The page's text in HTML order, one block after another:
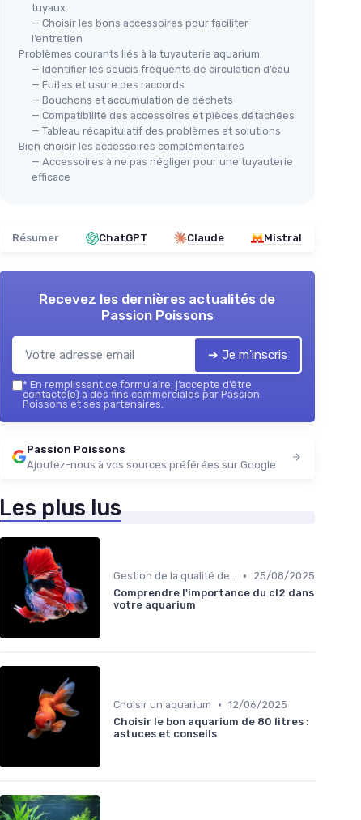
tuyaux
— Choisir les bons accessoires pour faciliter
l’entretien
Problèmes courants liés à la tuyauterie aquarium
— Identifier les soucis fréquents de circulation d’eau
— Fuites et usure des raccords
— Bouchons et accumulation de déchets
— Compatibilité des accessoires et pièces détachées
— Tableau récapitulatif des problèmes et solutions
Bien choisir les accessoires complémentaires
— Accessoires à ne pas négliger pour une tuyauterie
efficace
Résumer ChatGPT Claude Mistral
Recevez les dernières actualités de
Passion Poissons
➔ Je m'inscris
* En remplissant ce formulaire, j’accepte d’être
contacté(e) à des fins commerciales par Passion
Poissons et ses partenaires.
Passion Poissons
Ajoutez-nous à vos sources préférées sur Google
Les plus lus
Gestion de la qualité de l'eau •
25/08/2025
Comprendre l'importance du cl2 dans
votre aquarium
Choisir un aquarium • 12/06/2025
Choisir le bon aquarium de 80 litres :
astuces et conseils